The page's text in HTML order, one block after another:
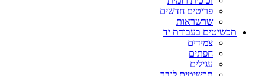
פריטים חדשים
שרשראות
תכשיטים בעבודת יד
צמידים
חפתים
עגילים